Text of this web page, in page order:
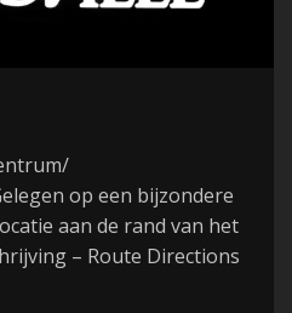
op een bijzondere
aan de rand van het
– Route Directions